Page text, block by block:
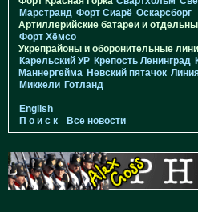
Марстранд Форт Сиарё Оскарсборг
Артиллерийские батареи и
Форт Хёмсо
Укрепрайоны и оборонительные
Карельский УР Крепость Ленинград
Маннергейма Невский пятачок
Миккели Готланд
English
П о и с к
Все новости